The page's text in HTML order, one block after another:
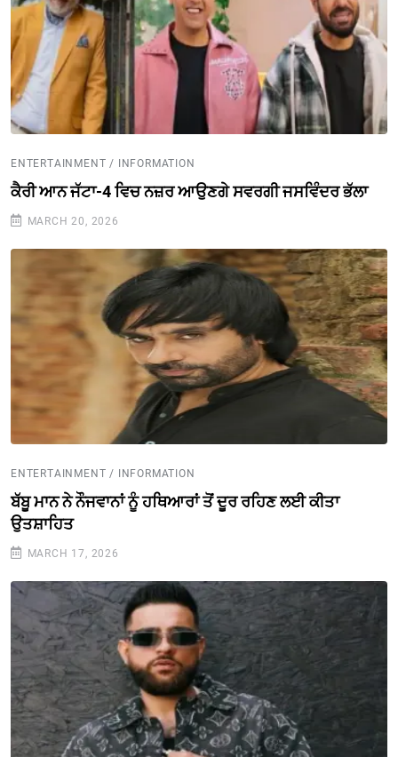
ENTERTAINMENT / INFORMATION
ਕੈਰੀ ਆਨ ਜੱਟਾ-4 ਵਿਚ ਨਜ਼ਰ ਆਉਣਗੇ ਸਵਰਗੀ ਜਸਵਿੰਦਰ ਭੱਲਾ
MARCH 20, 2026
ENTERTAINMENT / INFORMATION
ਬੱਬੂ ਮਾਨ ਨੇ ਨੌਜਵਾਨਾਂ ਨੂੰ ਹਥਿਆਰਾਂ ਤੋਂ ਦੂਰ ਰਹਿਣ ਲਈ ਕੀਤਾ
ਉਤਸ਼ਾਹਿਤ
MARCH 17, 2026